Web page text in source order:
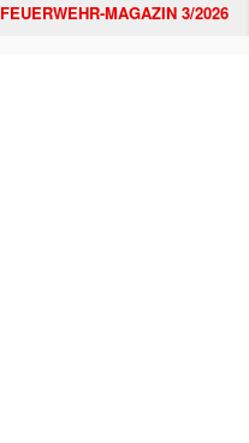
FEUERWEHR-MAGAZIN 3/2026